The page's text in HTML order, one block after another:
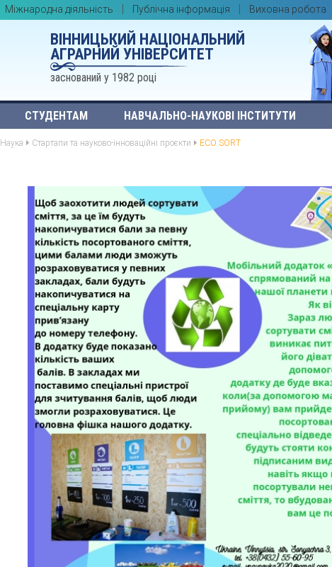
Міжнародна діяльність Публічна інформація Виховна робота
ВІННИЦЬКИЙ НАЦІОНАЛЬНИЙ
АГРАРНИЙ УНІВЕРСИТЕТ
заснований у 1982 році
СТУДЕНТАМ НАВЧАЛЬНО-НАУКОВІ ІНСТИТУТИ
Наука Стартапи та науково-інноваційні проєкти ECO SORT